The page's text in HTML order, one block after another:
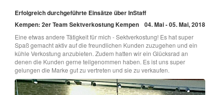
Erfolgreich durchgeführte Einsätze über InStaff
Kempen: 2er Team Sektverkostung Kempen
04. Mai - 05. Mai, 2018
Eine etwas andere Tätigkeit für mich - Sektverkostung! Es hat super
Spaß gemacht aktiv auf die freundlichen Kunden zuzugehen und ein
kühle Verkostung anzubieten. Zudem hatten wir ein Glücksrad an
denen die Kunden gerne teilgenommen haben. Es ist uns super
gelungen die Marke gut zu vertreten und sie zu verkaufen.